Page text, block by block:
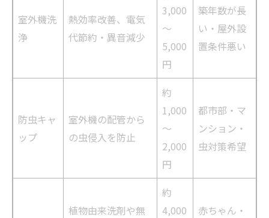
室外機洗
浄
熱効率改善、電気
代節約・異音減少
3,000
～
5,000
円
築年数が長
い・屋外設
置条件悪い
防虫キャ
ップ
室外機の配管から
の虫侵入を防止
約
1,000
～
2,000
円
都市部・マ
ンション・
虫対策希望
植物由来洗剤や無
約
4,000
赤ちゃん・